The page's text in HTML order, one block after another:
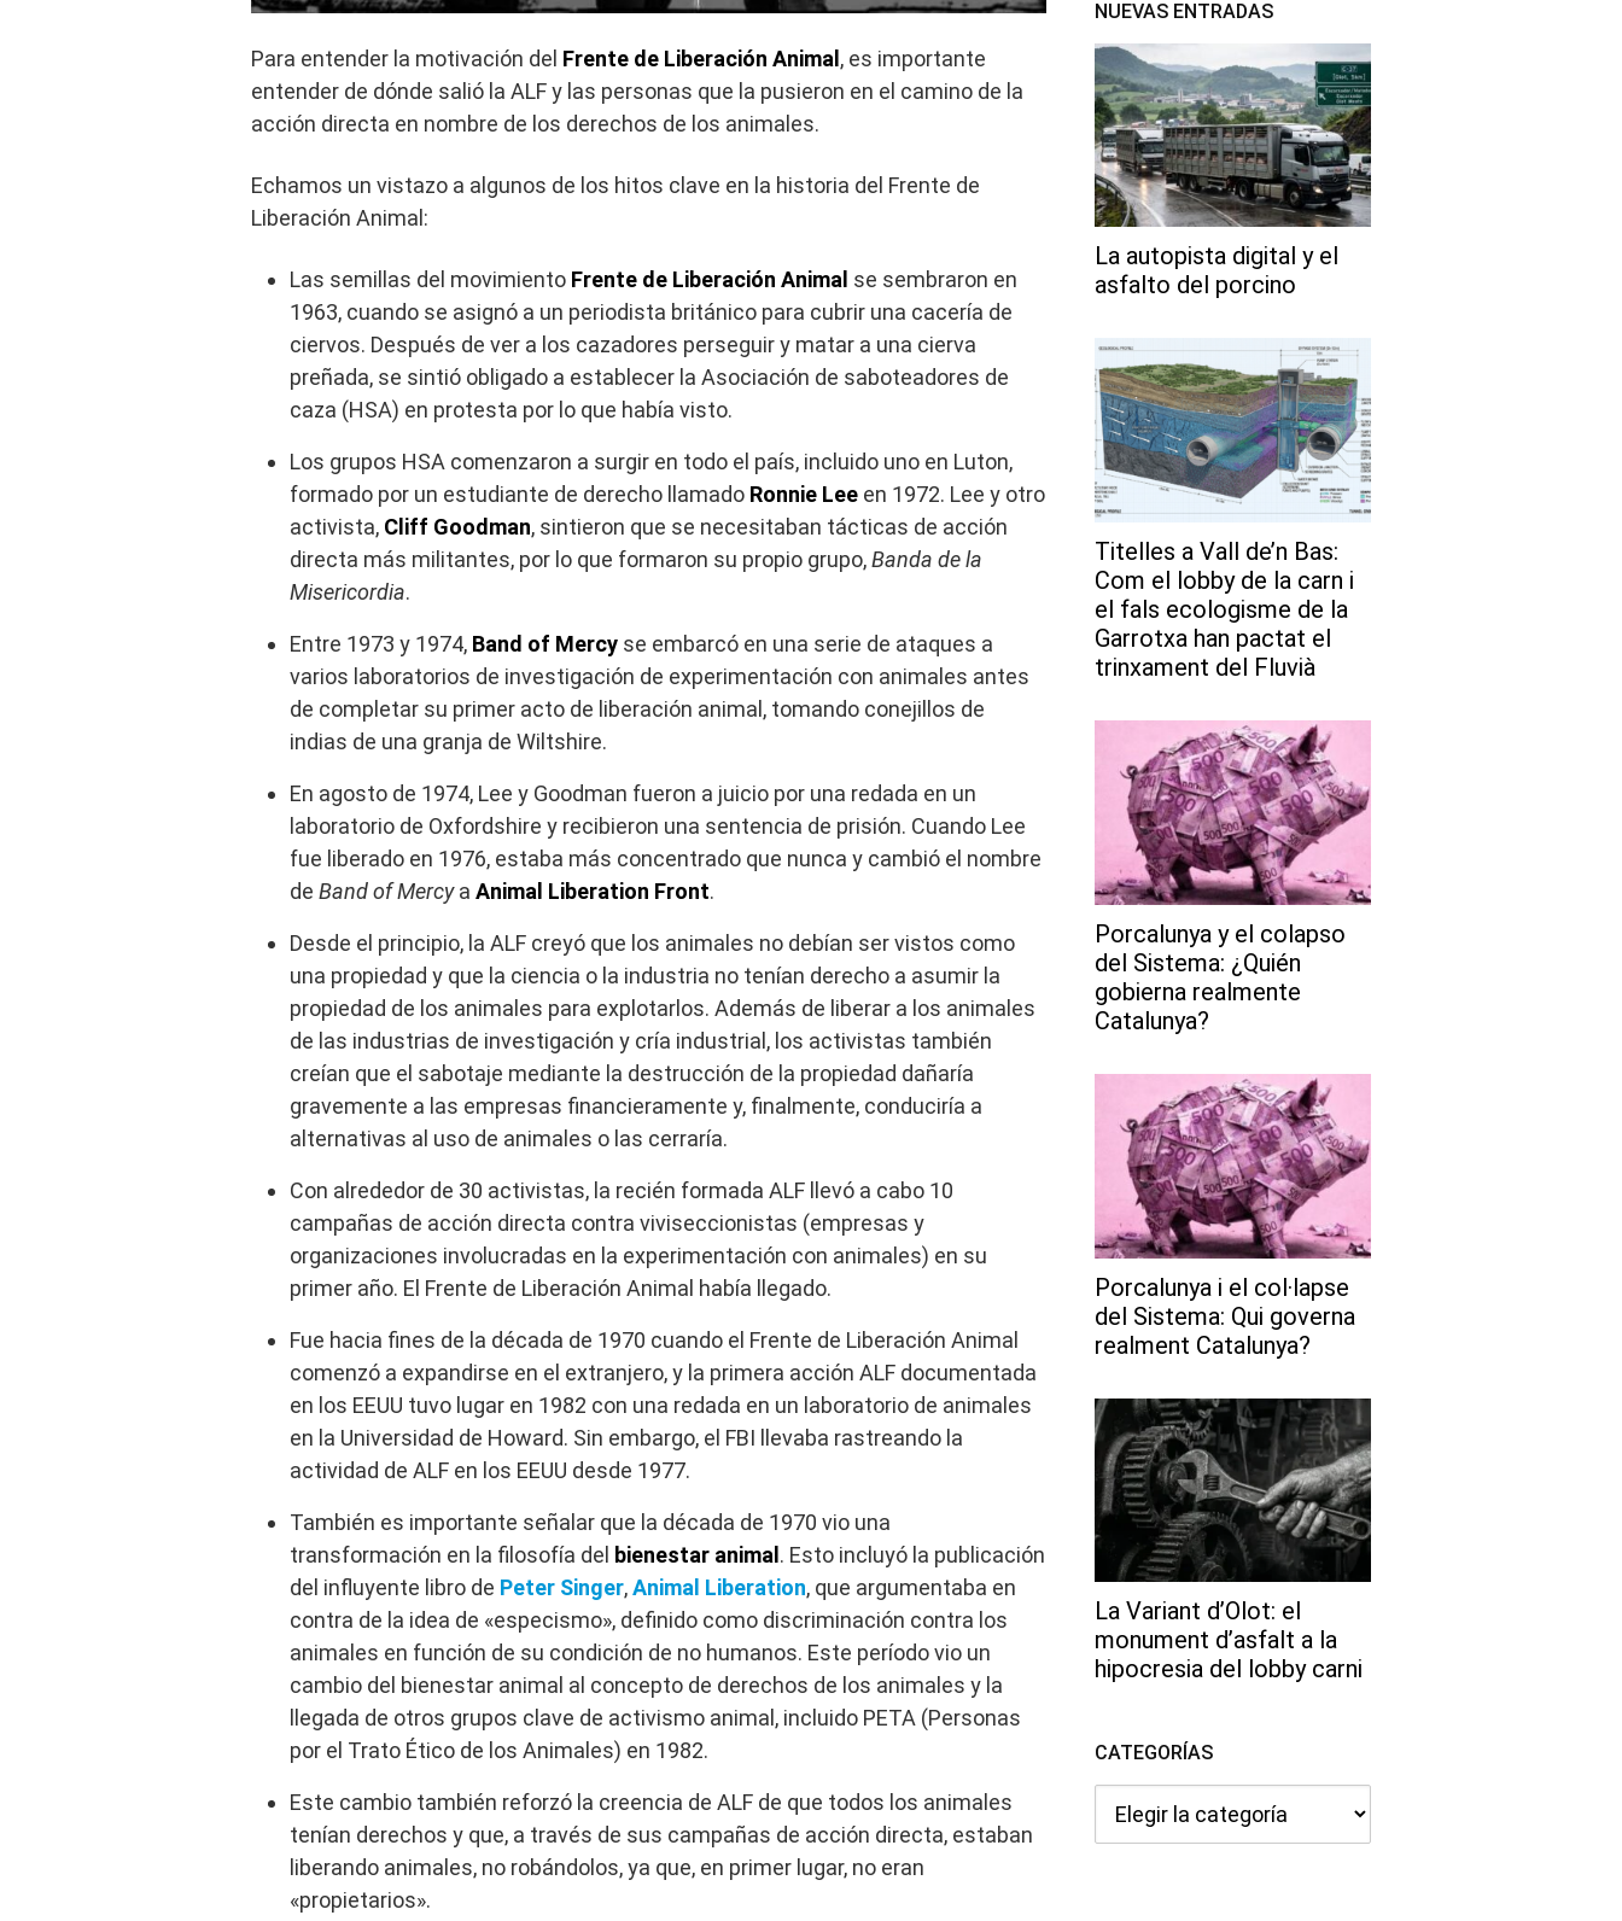
Para entender la motivación del Frente de Liberación Animal , es importante
entender de dónde salió la ALF y las personas que la pusieron en el camino de la
acción directa en nombre de los derechos de los animales.
Echamos un vistazo a algunos de los hitos clave en la historia del Frente de
Liberación Animal:
Las semillas del movimiento Frente de Liberación Animal se sembraron en
1963, cuando se asignó a un periodista británico para cubrir una cacería de
ciervos. Después de ver a los cazadores perseguir y matar a una cierva
preñada, se sintió obligado a establecer la Asociación de saboteadores de
caza (HSA) en protesta por lo que había visto.
Los grupos HSA comenzaron a surgir en todo el país, incluido uno en Luton,
formado por un estudiante de derecho llamado Ronnie Lee en 1972. Lee y otro
activista, Cliff Goodman, sintieron que se necesitaban tácticas de acción
directa más militantes, por lo que formaron su propio grupo,Banda de la
Misericordia.
Entre 1973 y 1974, Band of Mercy se embarcó en una serie de ataques a
varios laboratorios de investigación de experimentación con animales antes
de completar su primer acto de liberación animal, tomando conejillos de
indias de una granja de Wiltshire.
En agosto de 1974, Lee y Goodman fueron a juicio por una redada en un
laboratorio de Oxfordshire y recibieron una sentencia de prisión. Cuando Lee
fue liberado en 1976, estaba más concentrado que nunca y cambió el nombre
de Band of Mercya Animal Liberation Front.
Desde el principio, la ALF creyó que los animales no debían ser vistos como
una propiedad y que la ciencia o la industria no tenían derecho a asumir la
propiedad de los animales para explotarlos. Además de liberar a los animales
de las industrias de investigación y cría industrial, los activistas también
creían que el sabotaje mediante la destrucción de la propiedad dañaría
gravemente a las empresas financieramente y, finalmente, conduciría a
alternativas al uso de animales o las cerraría.
Con alrededor de 30 activistas, la recién formada ALF llevó a cabo 10
campañas de acción directa contra viviseccionistas (empresas y
organizaciones involucradas en la experimentación con animales) en su
primer año. El Frente de Liberación Animal había llegado.
Fue hacia fines de la década de 1970 cuando el Frente de Liberación Animal
comenzó a expandirse en el extranjero, y la primera acción ALF documentada
en los EEUU tuvo lugar en 1982 con una redada en un laboratorio de animales
en la Universidad de Howard. Sin embargo, el FBI llevaba rastreando la
actividad de ALF en los EEUU desde 1977.
También es importante señalar que la década de 1970 vio una
transformación en la filosofía del bienestar animal . Esto incluyó la publicación
del influyente libro de Peter Singer,Animal Liberation, que argumentaba en
contra de la idea de «especismo», definido como discriminación contra los
animales en función de su condición de no humanos. Este período vio un
cambio del bienestar animal al concepto de derechos de los animales y la
llegada de otros grupos clave de activismo animal, incluido PETA (Personas
por el Trato Ético de los Animales) en 1982.
Este cambio también reforzó la creencia de ALF de que todos los animales
tenían derechos y que, a través de sus campañas de acción directa, estaban
liberando animales, no robándolos, ya que, en primer lugar, no eran
«propietarios».
NUEVAS ENTRADAS
La autopista digital y el
asfalto del porcino
Titelles a Vall de’n Bas:
Com el lobby de la carn i
el fals ecologisme de la
Garrotxa han pactat el
trinxament del Fluvià
Porcalunya y el colapso
del Sistema: ¿Quién
gobierna realmente
Catalunya?
Porcalunya i el col·lapse
del Sistema: Qui governa
realment Catalunya?
La Variant d’Olot: el
monument d’asfalt a la
hipocresia del lobby carni
CATEGORÍAS